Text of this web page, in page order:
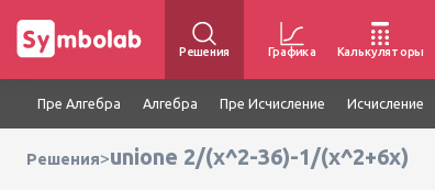
Решения Графика Калькуляторы
Пре Алгебра Алгебра Пре Исчисление Исчисление
Решения>unione 2/(x^2-36)-1/(x^2+6x)